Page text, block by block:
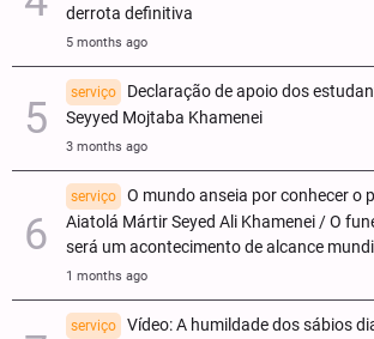
derrota definitiva
5 months ago
serviço
Declaração de apoio dos
Seyyed Mojtaba Khamenei
3 months ago
serviço
O mundo anseia por conhecer o
Aiatolá Mártir Seyed Ali Khamenei / O
será um acontecimento de alcance
1 months ago
serviço
Vídeo: A humildade dos sábios